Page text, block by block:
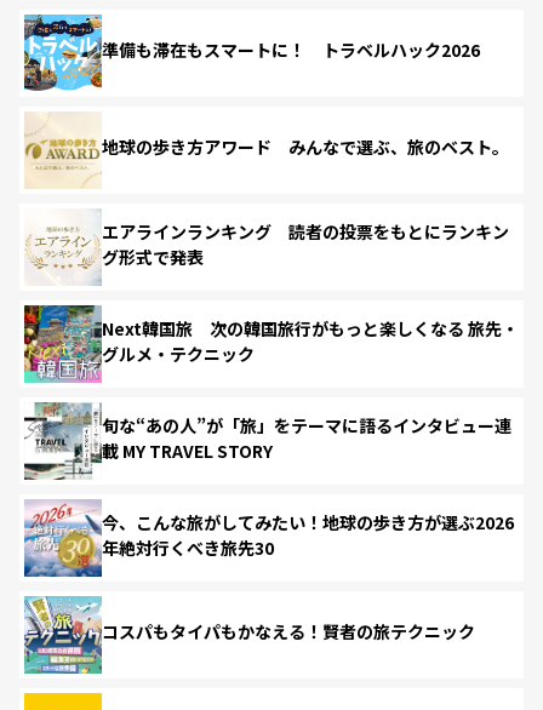
準備も滞在もスマートに！ トラベルハック2026
地球の歩き方アワード みんなで選ぶ、旅のベスト。
エアラインランキング 読者の投票をもとにランキン
グ形式で発表
Next韓国旅 次の韓国旅行がもっと楽しくなる 旅先・
グルメ・テクニック
旬な“あの人”が「旅」をテーマに語るインタビュー連
載 MY TRAVEL STORY
今、こんな旅がしてみたい！地球の歩き方が選ぶ2026
年絶対行くべき旅先30
コスパもタイパもかなえる！賢者の旅テクニック